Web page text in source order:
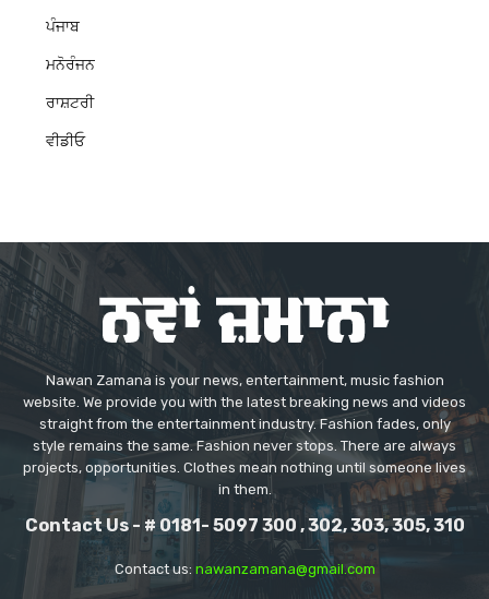
ਪੰਜਾਬ
ਮਨੋਰੰਜਨ
ਰਾਸ਼ਟਰੀ
ਵੀਡੀਓ
Nawan Zamana is your news, entertainment, music fashion
website. We provide you with the latest breaking news and videos
straight from the entertainment industry. Fashion fades, only
style remains the same. Fashion never stops. There are always
projects, opportunities. Clothes mean nothing until someone lives
in them.
Contact Us - # 0181- 5097 300 , 302, 303, 305, 310
Contact us: nawanzamana@gmail.com